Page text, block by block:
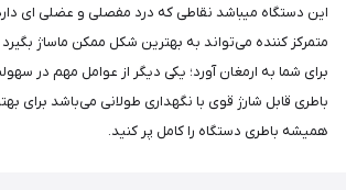
این دستگاه میباشد نقاطی که درد مفصلی و عضلی ای
متمرکز کننده می‌تواند به بهترین شکل ممکن ماساژ بگیرد
برای شما به ارمغان آورد؛ یکی دیگر از عوامل مهم در
باطری قابل شارژ قوی با نگهداری طولانی می‌باشد برای
همیشه باطری دستگاه را کامل پر کنید.